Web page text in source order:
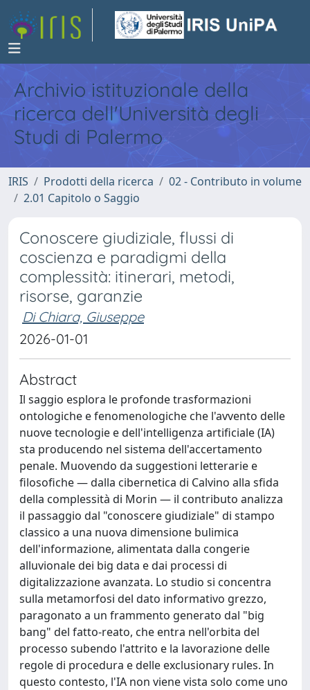
Archivio istituzionale della
ricerca dell'Università degli
Studi di Palermo
IRIS Prodotti della ricerca
02 - Contributo in volume
2.01 Capitolo o Saggio
Conoscere giudiziale, flussi di
coscienza e paradigmi della
complessità: itinerari, metodi,
risorse, garanzie
Di Chiara, Giuseppe
2026-01-01
Abstract
Il saggio esplora le profonde trasformazioni
ontologiche e fenomenologiche che l'avvento delle
nuove tecnologie e dell'intelligenza artificiale (IA)
sta producendo nel sistema dell'accertamento
penale. Muovendo da suggestioni letterarie e
filosofiche — dalla cibernetica di Calvino alla sfida
della complessità di Morin — il contributo analizza
il passaggio dal "conoscere giudiziale" di stampo
classico a una nuova dimensione bulimica
dell'informazione, alimentata dalla congerie
alluvionale dei big data e dai processi di
digitalizzazione avanzata. Lo studio si concentra
sulla metamorfosi del dato informativo grezzo,
paragonato a un frammento generato dal "big
bang" del fatto-reato, che entra nell'orbita del
processo subendo l'attrito e la lavorazione delle
regole di procedura e delle exclusionary rules. In
questo contesto, l'IA non viene vista solo come uno